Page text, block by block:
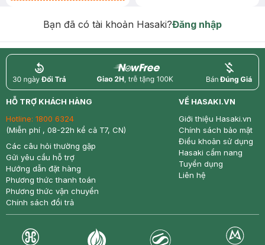
Bạn đã có tài khoản Hasaki?Đăng nhập
return nowfree price
HỖ TRỢ KHÁCH HÀNG
Hotline: 1800 6324
(Miễn phí , 08-22h kể cả T7, CN)
Các câu hỏi thường gặp
Gửi yêu cầu hỗ trợ
Hướng dẫn đặt hàng
Phương thức thanh toán
Phương thức vận chuyển
Chính sách đổi trả
VỀ HASAKI.VN
Giới thiệu Hasaki.vn
Chính sách bảo mật
Điều khoản sử dụng
Hasaki cẩm nang
Tuyển dụng
Liên hệ